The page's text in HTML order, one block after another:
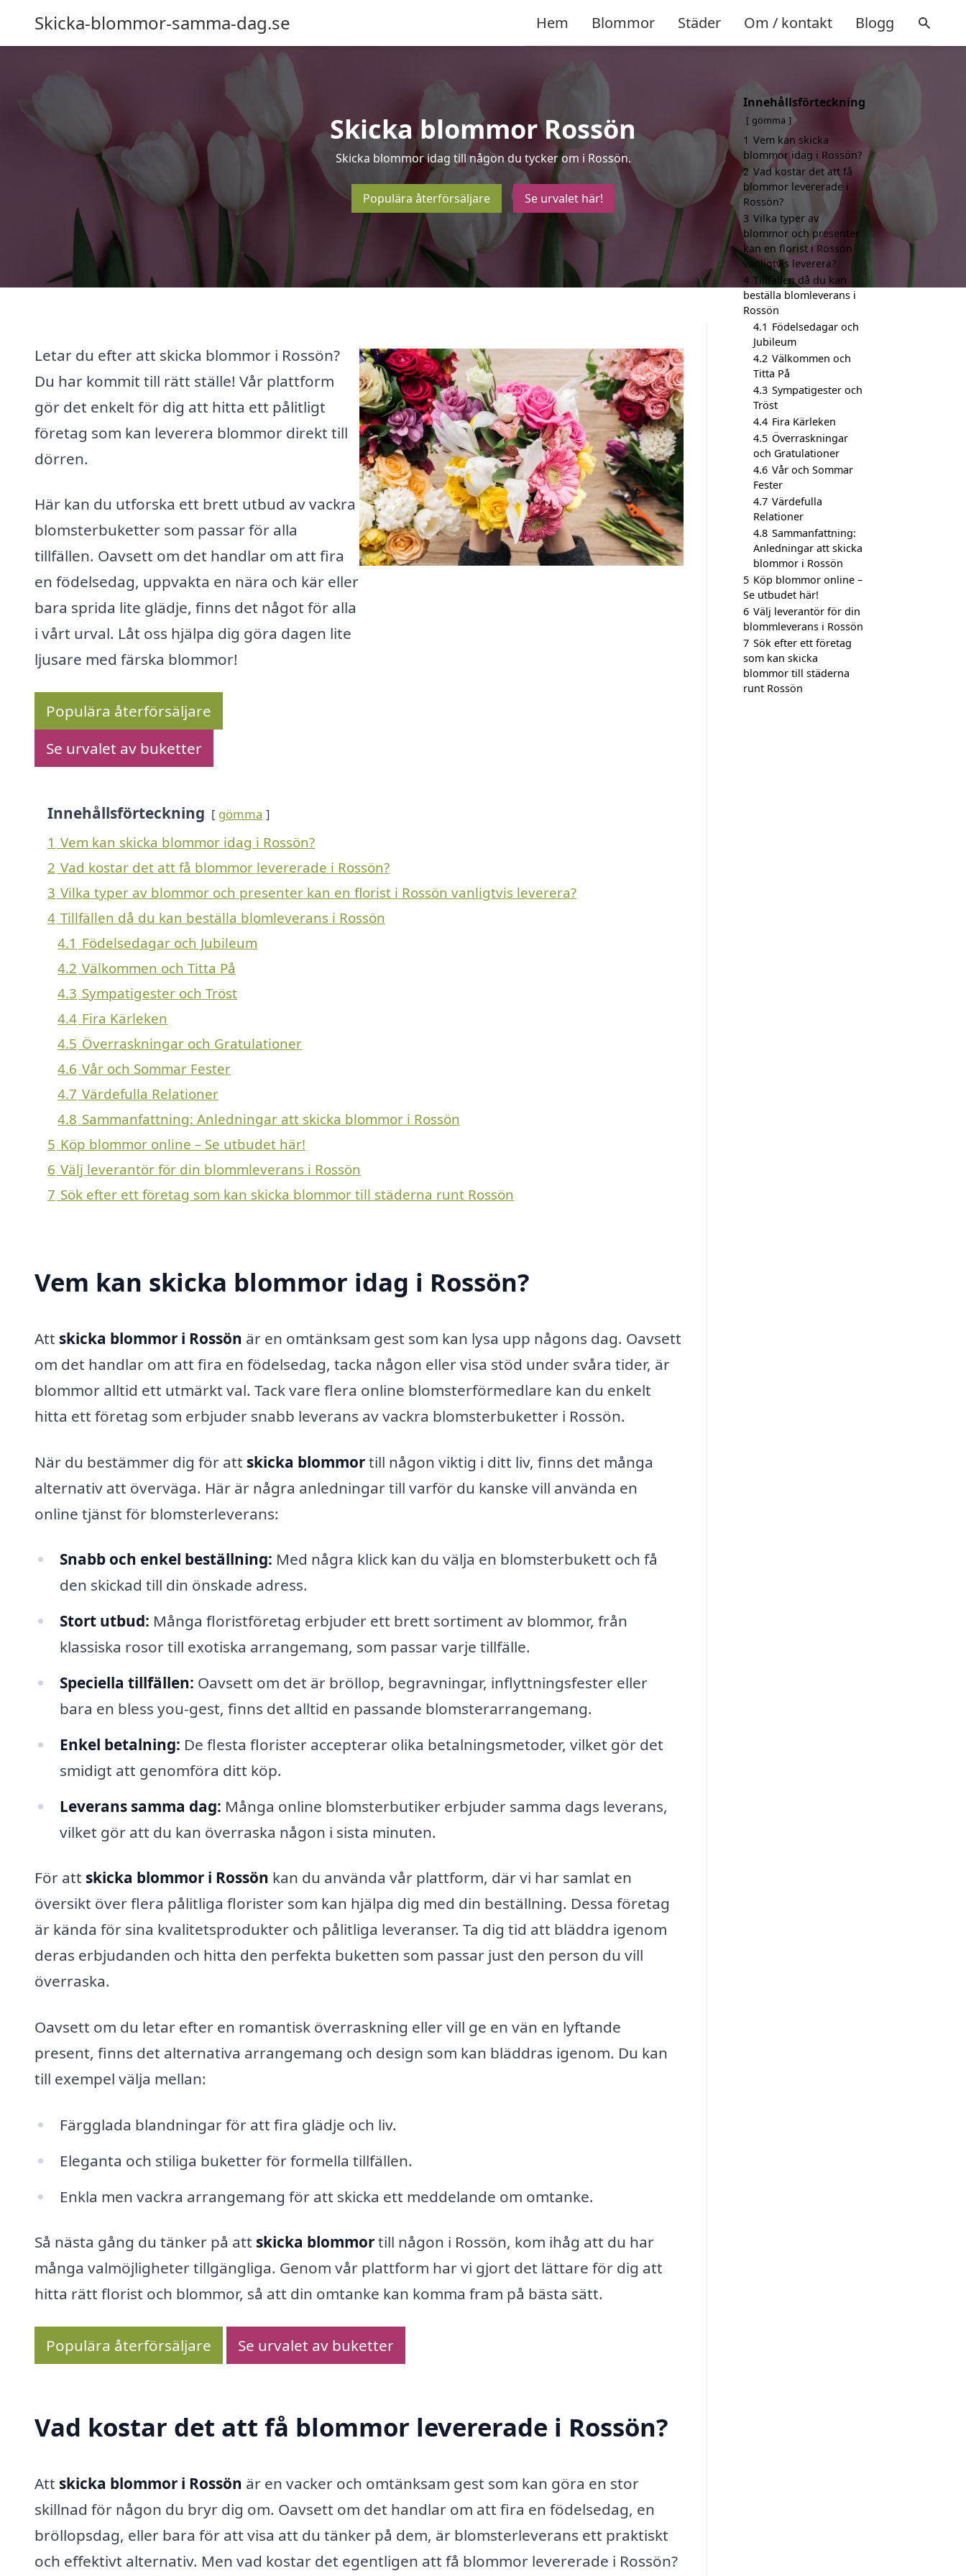
Skicka-blommor-samma-dag.se Hem Blommor Städer Om / kontakt Blogg
Skicka blommor Rossön
Skicka blommor idag till någon du tycker om i Rossön.
Populära återförsäljare Se urvalet här!
Letar du efter att skicka blommor i Rossön?
Du har kommit till rätt ställe! Vår plattform
gör det enkelt för dig att hitta ett pålitligt
företag som kan leverera blommor direkt till
dörren.
Här kan du utforska ett brett utbud av vackra
blomsterbuketter som passar för alla
tillfällen. Oavsett om det handlar om att fira
en födelsedag, uppvakta en nära och kär eller
bara sprida lite glädje, finns det något för alla
i vårt urval. Låt oss hjälpa dig göra dagen lite
ljusare med färska blommor!
Populära återförsäljare
Se urvalet av buketter
Innehållsförteckning gömma
1 Vem kan skicka blommor idag i Rossön?
2 Vad kostar det att få blommor levererade i Rossön?
3 Vilka typer av blommor och presenter kan en florist i Rossön vanligtvis leverera?
4 Tillfällen då du kan beställa blomleverans i Rossön
4.1 Födelsedagar och Jubileum
4.2 Välkommen och Titta På
4.3 Sympatigester och Tröst
4.4 Fira Kärleken
4.5 Överraskningar och Gratulationer
4.6 Vår och Sommar Fester
4.7 Värdefulla Relationer
4.8 Sammanfattning: Anledningar att skicka blommor i Rossön
5 Köp blommor online – Se utbudet här!
6 Välj leverantör för din blommleverans i Rossön
7 Sök efter ett företag som kan skicka blommor till städerna runt Rossön
Vem kan skicka blommor idag i Rossön?
Att skicka blommor i Rossön är en omtänksam gest som kan lysa upp någons dag. Oavsett
om det handlar om att fira en födelsedag, tacka någon eller visa stöd under svåra tider, är
blommor alltid ett utmärkt val. Tack vare flera online blomsterförmedlare kan du enkelt
hitta ett företag som erbjuder snabb leverans av vackra blomsterbuketter i Rossön.
När du bestämmer dig för att skicka blommortill någon viktig i ditt liv, finns det många
alternativ att överväga. Här är några anledningar till varför du kanske vill använda en
online tjänst för blomsterleverans:
Snabb och enkel beställning: Med några klick kan du välja en blomsterbukett och få
den skickad till din önskade adress.
Stort utbud: Många floristföretag erbjuder ett brett sortiment av blommor, från
klassiska rosor till exotiska arrangemang, som passar varje tillfälle.
Speciella tillfällen: Oavsett om det är bröllop, begravningar, inflyttningsfester eller
bara en bless you-gest, finns det alltid en passande blomsterarrangemang.
Enkel betalning: De flesta florister accepterar olika betalningsmetoder, vilket gör det
smidigt att genomföra ditt köp.
Leverans samma dag: Många online blomsterbutiker erbjuder samma dags leverans,
vilket gör att du kan överraska någon i sista minuten.
För att skicka blommor i Rossön kan du använda vår plattform, där vi har samlat en
översikt över flera pålitliga florister som kan hjälpa dig med din beställning. Dessa företag
är kända för sina kvalitetsprodukter och pålitliga leveranser. Ta dig tid att bläddra igenom
deras erbjudanden och hitta den perfekta buketten som passar just den person du vill
överraska.
Oavsett om du letar efter en romantisk överraskning eller vill ge en vän en lyftande
present, finns det alternativa arrangemang och design som kan bläddras igenom. Du kan
till exempel välja mellan:
Färgglada blandningar för att fira glädje och liv.
Eleganta och stiliga buketter för formella tillfällen.
Enkla men vackra arrangemang för att skicka ett meddelande om omtanke.
Så nästa gång du tänker på att skicka blommortill någon i Rossön, kom ihåg att du har
många valmöjligheter tillgängliga. Genom vår plattform har vi gjort det lättare för dig att
hitta rätt florist och blommor, så att din omtanke kan komma fram på bästa sätt.
Populära återförsäljare Se urvalet av buketter
Vad kostar det att få blommor levererade i Rossön?
Att skicka blommor i Rossön är en vacker och omtänksam gest som kan göra en stor
skillnad för någon du bryr dig om. Oavsett om det handlar om att fira en födelsedag, en
bröllopsdag, eller bara för att visa att du tänker på dem, är blomsterleverans ett praktiskt
och effektivt alternativ. Men vad kostar det egentligen att få blommor levererade i Rossön?
Innehållsförteckning
gömma
1 Vem kan skicka
blommor idag i Rossön?
2 Vad kostar det att få
blommor levererade i
Rossön?
3 Vilka typer av
blommor och presenter
kan en florist i Rossön
vanligtvis leverera?
4 Tillfällen då du kan
beställa blomleverans i
Rossön
4.1 Födelsedagar och
Jubileum
4.2 Välkommen och
Titta På
4.3 Sympatigester och
Tröst
4.4 Fira Kärleken
4.5 Överraskningar
och Gratulationer
4.6 Vår och Sommar
Fester
4.7 Värdefulla
Relationer
4.8 Sammanfattning:
Anledningar att skicka
blommor i Rossön
5 Köp blommor online –
Se utbudet här!
6 Välj leverantör för din
blommleverans i Rossön
7 Sök efter ett företag
som kan skicka
blommor till städerna
runt Rossön